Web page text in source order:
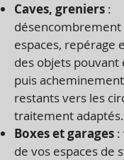
Caves, greniers :
espaces, repérage
des objets pouvant
puis
restants vers les
traitement adaptés.
Boxes et garages :
de vos espaces de